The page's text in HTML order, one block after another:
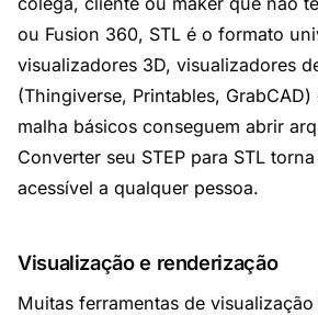
ou Fusion 360, STL é o formato
visualizadores 3D, visualizadores
(Thingiverse, Printables,
malha básicos conseguem abrir
Converter seu STEP para STL
acessível a qualquer pessoa.
Visualização e renderização
Muitas ferramentas de